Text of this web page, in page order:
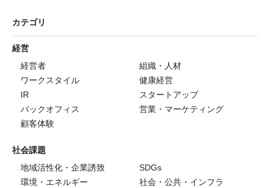
カテゴリ
経営
経営者
組織・人材
ワークスタイル
健康経営
IR
スタートアップ
バックオフィス
営業・マーケティング
顧客体験
社会課題
地域活性化・企業誘致
SDGs
環境・エネルギー
社会・公共・インフラ